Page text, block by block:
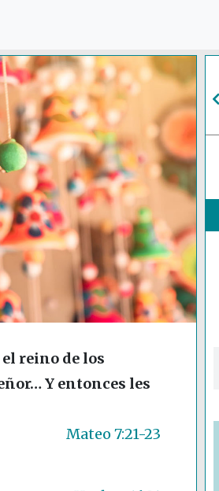
reino de los
Y entonces les
Mateo 7:21-23